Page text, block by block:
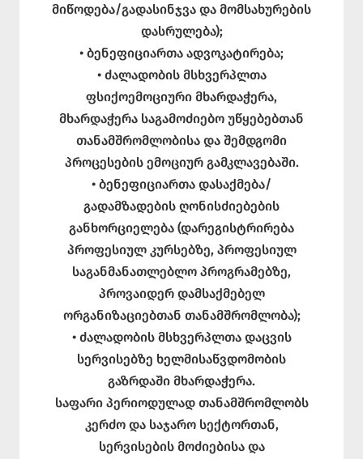
მიწოდება/გადასინჯვა და მომსახურების
დასრულება);
• ბენეფიციართა ადვოკატირება;
• ძალადობის მსხვერპლთა
ფსიქოემოციური მხარდაჭერა,
მხარდაჭერა საგამოძიებო უწყებებთან
თანამშრომლობისა და შემდგომი
პროცესების ემოციურ გამკლავებაში.
• ბენეფიციართა დასაქმება/
გადამზადების ღონისძიებების
განხორციელება (დარეგისტრირება
პროფესიულ კურსებზე, პროფესიულ
საგანმანათლებლო პროგრამებზე,
პროვაიდერ დამსაქმებელ
ორგანიზაციებთან თანამშრომლობა);
• ძალადობის მსხვერპლთა დაცვის
სერვისებზე ხელმისაწვდომობის
გაზრდაში მხარდაჭერა.
საფარი პერიოდულად თანამშრომლობს
კერძო და საჯარო სექტორთან,
სერვისების მოძიებისა და